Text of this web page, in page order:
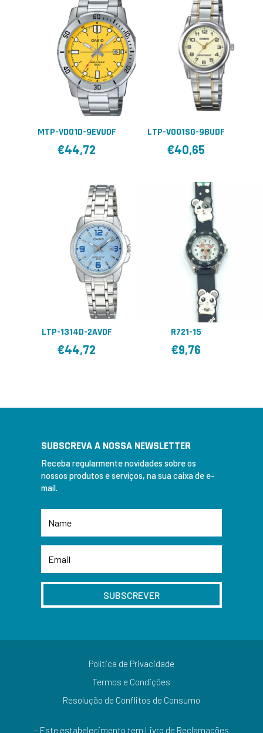
MTP-VD01D-9EVUDF
€44,72
LTP-V001SG-9BUDF
€40,65
LTP-1314D-2AVDF
€44,72
R721-15
€9,76
SUBSCREVA A NOSSA NEWSLETTER
Receba regularmente novidades sobre os
nossos produtos e serviços, na sua caixa de e-
mail.
SUBSCREVER
Política de Privacidade
Termos e Condições
Resolução de Conflitos de Consumo
– Este estabelecimento tem Livro de Reclamações